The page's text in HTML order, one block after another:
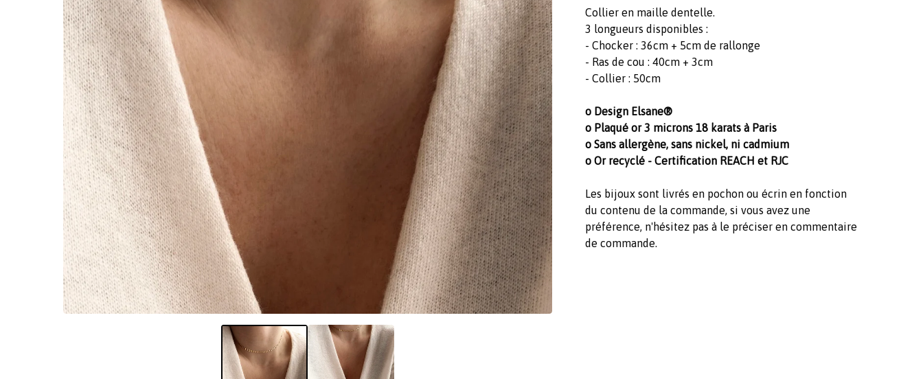
Collier en maille dentelle.
3 longueurs disponibles :
- Chocker : 36cm + 5cm de rallonge
- Ras de cou : 40cm + 3cm
- Collier : 50cm
o Design Elsane®
o Plaqué or 3 microns 18 karats à Paris
o Sans allergène, sans nickel, ni cadmium
o Or recyclé - Certification REACH et RJC
Les bijoux sont livrés en pochon ou écrin en fonction
du contenu de la commande, si vous avez une
préférence, n'hésitez pas à le préciser en commentaire
de commande.